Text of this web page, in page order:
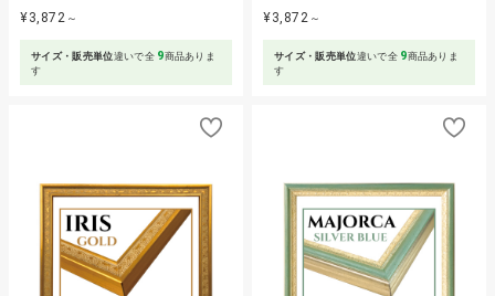
¥3,872 ～
サイズ・販売単位違いで全 9商品ありま
す
¥3,872 ～
サイズ・販売単位違いで全 9商品ありま
す